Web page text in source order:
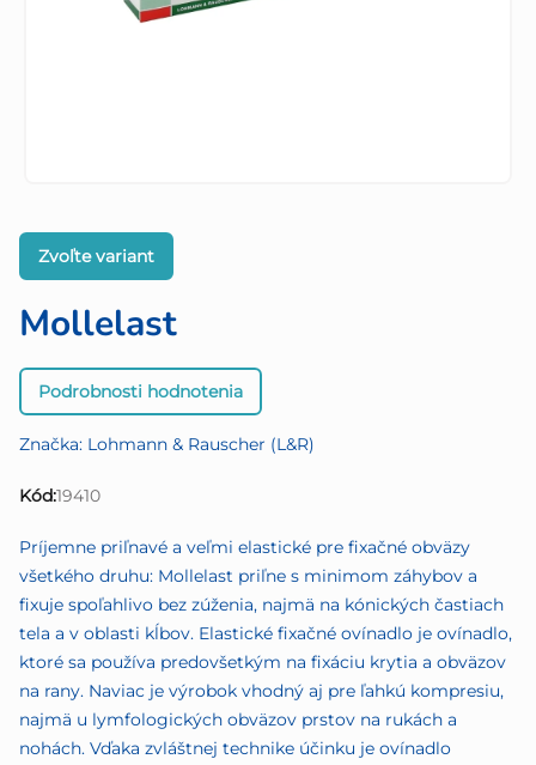
Mollelast
Priemerné
hodnotenie
je
0,0
5
hviezdičiek.
Podrobnosti hodnotenia
Značka: Lohmann & Rauscher (L&R)
Kód:19410
Zvoľte variant
Príjemne priľnavé a veľmi elastické pre fixačné obväzy
všetkého druhu: Mollelast priľne s minimom záhybov a
fixuje spoľahlivo bez zúženia, najmä na kónických častiach
tela a v oblasti kĺbov. Elastické fixačné ovínadlo je ovínadlo,
ktoré sa používa predovšetkým na fixáciu krytia a obväzov
na rany. Naviac je výrobok vhodný aj pre ľahkú kompresiu,
najmä u lymfologických obväzov prstov na rukách a
nohách. Vďaka zvláštnej technike účinku je ovínadlo